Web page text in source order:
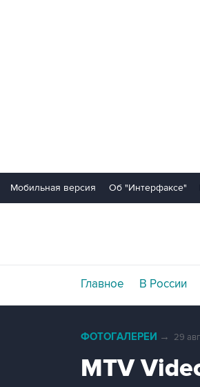
Мобильная версия Об "Интерфаксе"
Главное В России
ФОТОГАЛЕРЕИ → 29
MTV